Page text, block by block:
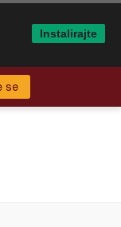
se
Instalirajte